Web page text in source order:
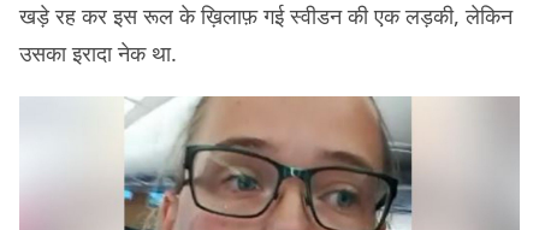
खड़े रह कर इस रूल के ख़िलाफ़ गई स्वीडन की एक लड़की, लेकिन
उसका इरादा नेक था.